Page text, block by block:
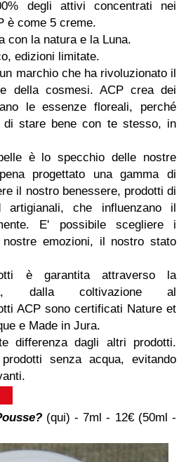
degli attivi concentrati nei
è come 5 creme.
con la natura e la Luna.
edizioni limitate.
marchio che ha rivoluzionato il
della cosmesi. ACP crea dei
le essenze floreali, perché
stare bene con te stesso, in
è lo specchio delle nostre
progettato una gamma di
il nostro benessere, prodotti di
artigianali, che influenzano il
E' possibile scegliere i
emozioni, il nostro stato
è garantita attraverso la
dalla coltivazione al
ACP sono certificati Nature et
e Made in Jura.
differenza dagli altri prodotti.
senza acqua, evitando
(qui) - 7ml - 12€ (50ml -